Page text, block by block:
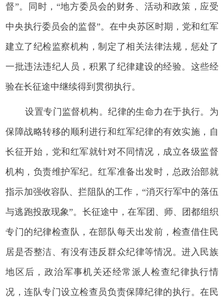
督”。同时，“地方委员会的财务、活动和政策，应受
中央执行委员会的监督”。在中央苏区时期，党和红军
建立了纪检监察机构，制定了相关法律法规，惩处了
一批违法违纪人员，积累了纪律建设的经验。这些经
验在长征途中继续得到贯彻执行。
设置专门监督机构。纪律的生命力在于执行。为
保障战略转移的顺利进行和红军纪律的有效实施，自
长征开始，党和红军就针对不同情况，成立各级监督
机构，负责维护军纪。红军准备出发时，总政治部就
指示加强收容队、拦阻队的工作，“消灭行军中的落伍
与逃跑投敌现象”。长征途中，在军团、师、团都组织
专门的纪律检查队，在部队每天出发前，检查借住民
居是否整洁、有没有违反群众纪律等情况。进入民族
地区后，政治军事机关还经常派人检查纪律执行情
况，连队专门设立检查员负责保障纪律的执行。在民